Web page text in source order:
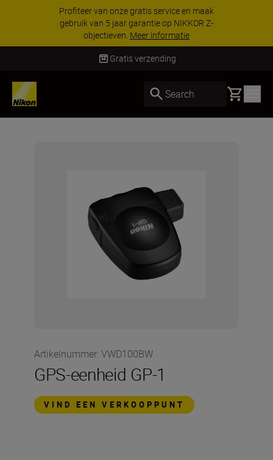
Profiteer van onze gratis service en maak
gebruik van 5 jaar garantie op NIKKOR Z-
objectieven. Meer informatie
Gratis verzending
Search Basket
Artikelnummer: VWD100BW
GPS-eenheid GP-1
VIND EEN VERKOOPPUNT